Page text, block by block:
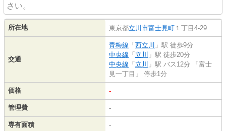
さい。
所在地 東京都立川市富士見町 １丁目4-29
交通
青梅線 「 西立川 」駅 徒歩9分
中央線 「 立川 」駅 徒歩20分
中央線 「 立川 」駅 バス12分 「富士
見一丁目」 停歩1分
価格 -
管理費 -
専有面積 -